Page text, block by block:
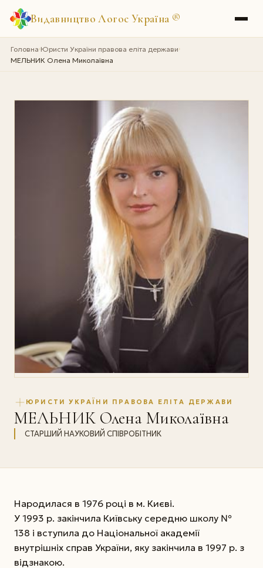
Видавництво Логос Україна ®
Головна›Юристи України правова еліта держави›
МЕЛЬНИК Олена Миколаївна
ЮРИСТИ УКРАЇНИ ПРАВОВА ЕЛІТА ДЕРЖАВИ
МЕЛЬНИК Олена Миколаївна
СТАРШИЙ НАУКОВИЙ СПІВРОБІТНИК
Народилася в 1976 році в м. Києві.
У 1993 р. закінчила Київську середню школу №
138 і вступила до Національної академії
внутрішніх справ України, яку закінчила в 1997 р. з
відзнакою.